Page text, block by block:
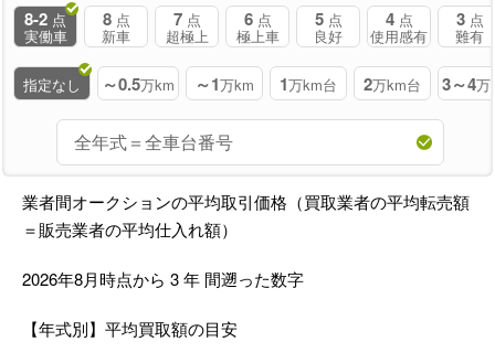
8-2 点
実働車
8 点
新車
7 点
超極上
6 点
極上車
5 点
良好
4 点
使用感有
3 点
難有
指定なし ～0.5万km ～1万km 1万km台 2万km台 3～4万
業者間オークションの平均取引価格（買取業者の平均転売額
＝販売業者の平均仕入れ額）
2026年8月時点から 3年 間遡った数字
【年式別】平均買取額の目安